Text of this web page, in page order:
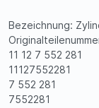
Bezeichnung:
11 12 7 552 281
11127552281
7 552 281
7552281